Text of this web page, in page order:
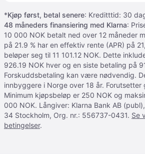
*Kjøp først, betal senere: Kreditttid: 30
48 måneders finansiering med Klarna:
10 000 NOK betalt ned over 12 måneder
på 21.9 % har en effektiv rente (APR) på
beløper seg til 11 101.12 NOK. Dette
926.19 NOK hver og en siste betaling på
Forskuddsbetaling kan være nødvendig.
innbyggere i Norge over 18 år. Forutsetter
Minimum kjøpsbeløp er 250 NOK og
000 NOK. Långiver: Klarna Bank AB
34 Stockholm, Org. nr.: 556737-0431. Se
betingelser.